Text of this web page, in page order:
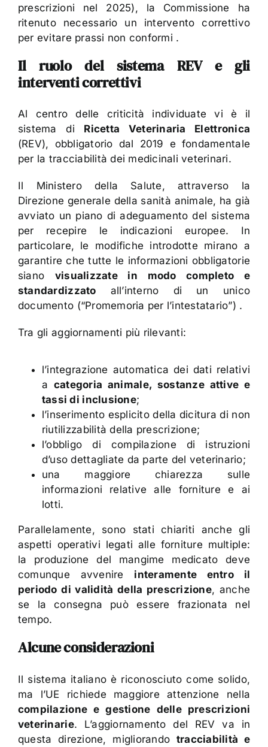
prescrizioni nel 2025), la Commissione ha
ritenuto necessario un intervento correttivo
per evitare prassi non conformi .
Il ruolo del sistema REV e gli
interventi correttivi
Al centro delle criticità individuate vi è il
sistema di Ricetta Veterinaria Elettronica
(REV), obbligatorio dal 2019 e fondamentale
per la tracciabilità dei medicinali veterinari.
Il Ministero della Salute, attraverso la
Direzione generale della sanità animale, ha già
avviato un piano di adeguamento del sistema
per recepire le indicazioni europee. In
particolare, le modifiche introdotte mirano a
garantire che tutte le informazioni obbligatorie
siano visualizzate in modo completo e
standardizzato all’interno di un unico
documento (“Promemoria per l’intestatario”) .
Tra gli aggiornamenti più rilevanti:
l’integrazione automatica dei dati relativi
a categoria animale, sostanze attive e
tassi di inclusione;
l’inserimento esplicito della dicitura di non
riutilizzabilità della prescrizione;
l’obbligo di compilazione di istruzioni
d’uso dettagliate da parte del veterinario;
una maggiore chiarezza sulle
informazioni relative alle forniture e ai
lotti.
Parallelamente, sono stati chiariti anche gli
aspetti operativi legati alle forniture multiple:
la produzione del mangime medicato deve
comunque avvenire interamente entro il
periodo di validità della prescrizione, anche
se la consegna può essere frazionata nel
tempo.
Alcune considerazioni
Il sistema italiano è riconosciuto come solido,
ma l’UE richiede maggiore attenzione nella
compilazione e gestione delle prescrizioni
veterinarie. L’aggiornamento del REV va in
questa direzione, migliorando tracciabilità e